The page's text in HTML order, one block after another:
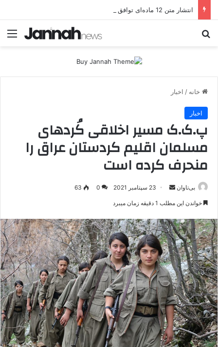
انتشار متن 12 ماده‌ای توافق نهایی بین ترکیه و پ.ک.ک
خانه / اخبار
اخبار
پ.ک.ک مسیر اخلاقی کُردهای
مسلمان اقلیم کردستان عراق را
منحرف کرده است
بی‌تاوان
ر
ا
ل
ا
ی
م
ی
ل
23 سپتامبر 2021 0
63
خواندن این مطلب 1 دقیقه زمان میبرد